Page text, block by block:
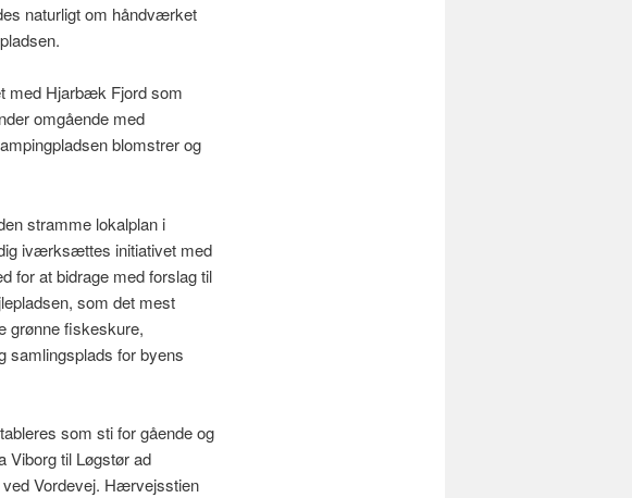
naturligt om håndværket
med Hjarbæk Fjord som
omgående med
blomstrer og
stramme lokalplan i
iværksættes initiativet med
for at bidrage med forslag til
som det mest
grønne fiskeskure,
samlingsplads for byens
som sti for gående og
Viborg til Løgstør ad
Vordevej. Hærvejsstien